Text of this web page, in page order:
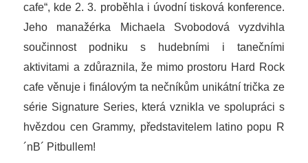
cafe“, kde 2. 3. proběhla i úvodní tisková konference.
Jeho manažérka Michaela Svobodová vyzdvihla
součinnost podniku s hudebními i tanečními
aktivitami a zdůraznila, že mimo prostoru Hard Rock
cafe věnuje i finálovým ta nečníkům unikátní trička ze
série Signature Series, která vznikla ve spolupráci s
hvězdou cen Grammy, představitelem latino popu R
´nB´ Pitbullem!